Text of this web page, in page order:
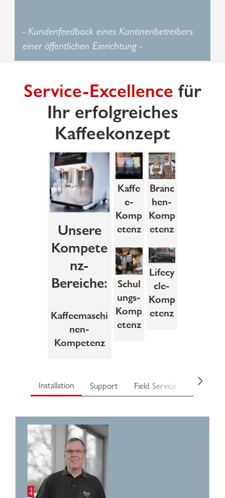
- Kundenfeedback eines Kantinenbetreibers
einer öffentlichen Einrichtung -
Service-Excellence für
Ihr erfolgreiches
Kaffeekonzept
Unsere
Kompete
nz-
Bereiche:
Kaffeemaschi
nen-
Kompetenz
Kaffe
e-
Komp
etenz
Schul
ungs-
Komp
etenz
Branc
hen-
Komp
etenz
Lifecy
cle-
Komp
etenz
Installation Support Field Service Upgrades